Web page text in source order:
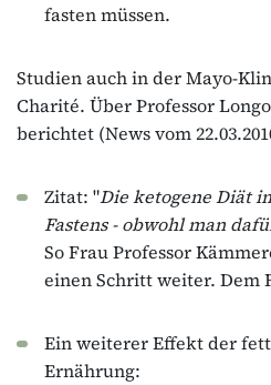
fasten müssen.
Studien auch in der Mayo-
Charité. Über Professor
berichtet (News vom
Zitat: "Die ketogene Diät
Fastens - obwohl man
So Frau Professor
einen Schritt weiter. Dem
Ein weiterer Effekt der
Ernährung: